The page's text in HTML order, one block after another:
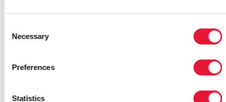
Selection
Necessary
Preferences
Statistics
так можно выполнить цели обеспечения всеобщего